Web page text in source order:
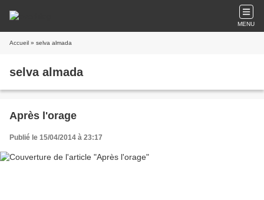
MENU
Accueil » selva almada
selva almada
Après l'orage
Publié le 15/04/2014 à 23:17